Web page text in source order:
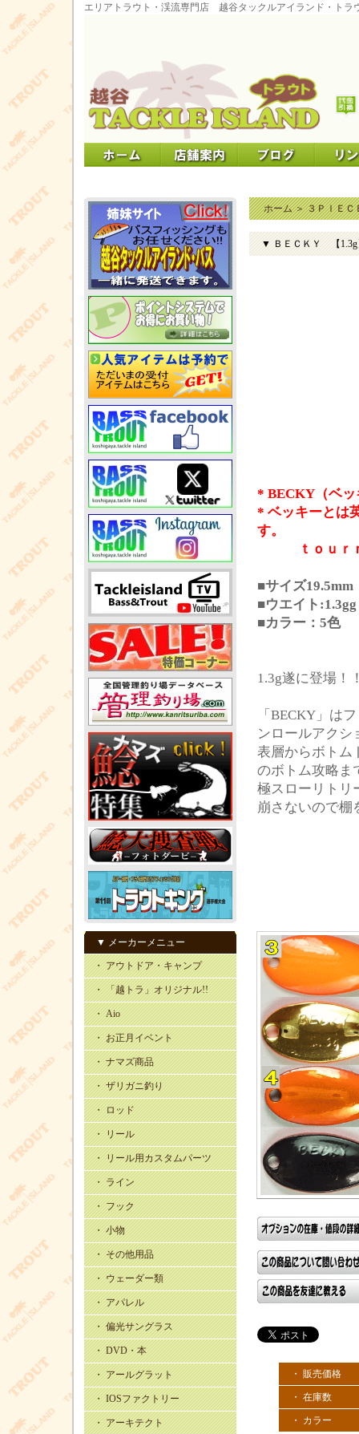
エリアトラウト・渓流専門店 越谷タックルアイランド・トラ
▼ メーカーメニュー
・ アウトドア・キャンプ
・ 「越トラ」オリジナル!!
・ Aio
・ お正月イベント
・ ナマズ商品
・ ザリガニ釣り
・ ロッド
・ リール
・ リール用カスタムパーツ
・ ライン
・ フック
・ 小物
・ その他用品
・ ウェーダー類
・ アパレル
・ 偏光サングラス
・ DVD・本
・ アールグラット
・ IOSファクトリー
・ アーキテクト
ホーム＞３ＰＩＥ
▼ ＢＥＣＫＹ 【1.3g
* BECKY（ベッ
* ベッキーとは
す。
ｔｏｕｒｎ
■サイズ19.5mm
■ウエイト:1.3gg
■カラー：5色
1.3g遂に登場！
「BECKY」は
ンロールアクシ
表層からボトム
のボトム攻略ま
極スローリトリ
崩さないので棚
・ 販売価格
・ 在庫数
・ カラー